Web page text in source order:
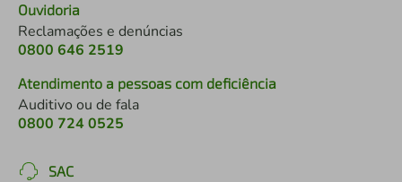
Ouvidoria
Reclamações e denúncias
0800 646 2519
Atendimento a pessoas com deficiência
Auditivo ou de fala
0800 724 0525
SAC